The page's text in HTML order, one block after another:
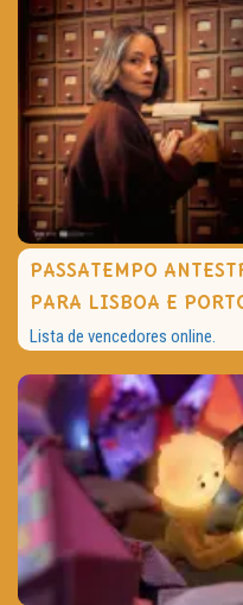
PASSATEMPO
PARA LISBOA E
Lista de vencedores online.